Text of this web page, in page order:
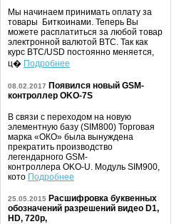
Мы начинаем принимать оплату за
товары Биткоинами. Теперь Вы
можете расплатиться за любой товар
электронной валютой BTC. Так как
курс BTC/USD постоянно меняется,
ц� Подробнее
08.02.2017 Появился новый GSM-
контроллер OKO-7S
В связи с переходом на новую
элементную базу (SIM800) Торговая
марка «ОКО» была вынуждена
прекратить производство
легендарного GSM-
контроллера OKO-U. Модуль SIM900,
кото Подробнее
25.05.2015 Расшифровка буквенных
обозначений разрешений видео D1,
HD, 720p,